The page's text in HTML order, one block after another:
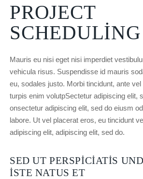
PROJECT
SCHEDULING
Mauris eu nisi eget nisi imperdiet
vehicula risus. Suspendisse id mauris
eu, sodales justo. Morbi tincidunt, ante
turpis enim volutpSectetur adipiscing elit,
onsectetur adipiscing elit, sed do eiusm
labore. Ut vel placerat eros, eu tincidunt
adipiscing elit, adipiscing elit, sed do.
SED UT PERSPICIATIS
ISTE NATUS ET